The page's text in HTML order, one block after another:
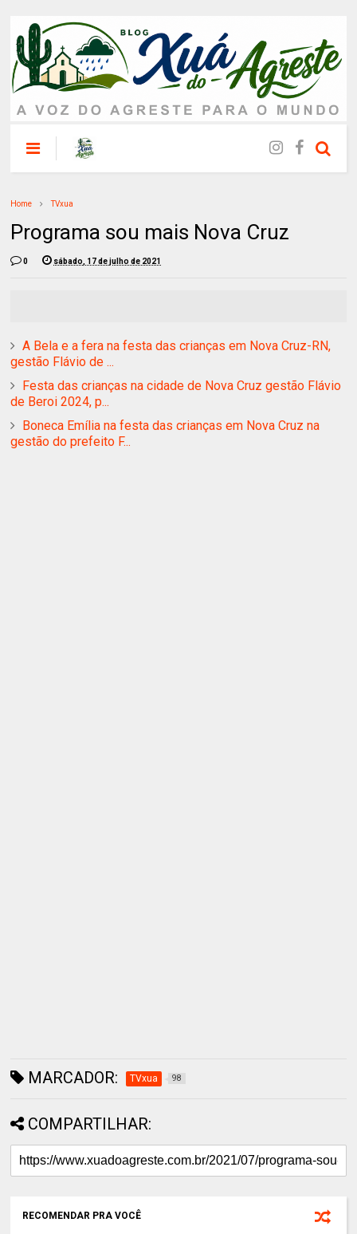
Home TVxua
Programa sou mais Nova Cruz
0 sábado, 17 de julho de 2021
A Bela e a fera na festa das crianças em Nova Cruz-RN,
gestão Flávio de ...
Festa das crianças na cidade de Nova Cruz gestão Flávio
de Beroi 2024, p...
Boneca Emília na festa das crianças em Nova Cruz na
gestão do prefeito F...
MARCADOR: TVxua 98
COMPARTILHAR:
RECOMENDAR PRA VOCÊ